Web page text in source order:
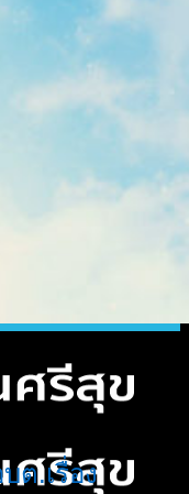
ต.เรื่อง